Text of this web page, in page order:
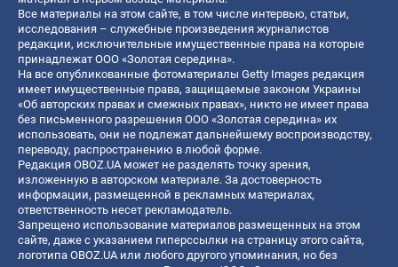
Все материалы на этом сайте, в том числе интервью, статьи,
исследования – служебные произведения журналистов
редакции, исключительные имущественные права на которые
принадлежат ООО «Золотая середина».
На все опубликованные фотоматериалы Getty Images редакция
имеет имущественные права, защищаемые законом Украины
«Об авторских правах и смежных правах», никто не имеет права
без письменного разрешения ООО «Золотая середина» их
использовать, они не подлежат дальнейшему воспроизводству,
переводу, распространению в любой форме.
Редакция OBOZ.UA может не разделять точку зрения,
изложенную в авторском материале. За достоверность
информации, размещенной в рекламных материалах,
ответственность несет рекламодатель.
Запрещено использование материалов размещенных на этом
сайте, даже с указанием гиперссылки на страницу этого сайта,
логотипа OBOZ.UA или любого другого упоминания, но без